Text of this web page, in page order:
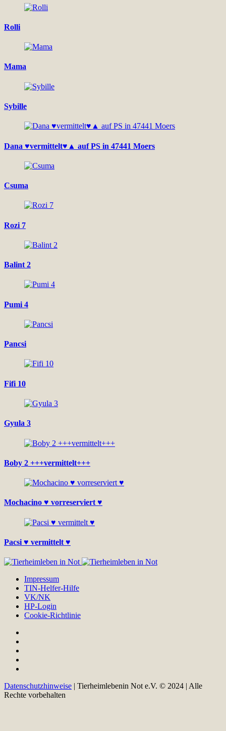
Rolli
Mama
Sybille
Dana ♥vermittelt♥▲ auf PS in 47441 Moers
Csuma
Rozi 7
Balint 2
Pumi 4
Pancsi
Fifi 10
Gyula 3
Boby 2 +++vermittelt+++
Mochacino ♥ vorreserviert ♥
Pacsi ♥ vermittelt ♥
Impressum
TIN-Helfer-Hilfe
VK/NK
HP-Login
Cookie-Richtlinie
Datenschutzhinweise | Tierheimlebenin Not e.V. © 2024 | Alle
Rechte vorbehalten